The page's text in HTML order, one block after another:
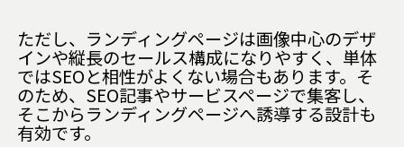
ただし、ランディングページは画像中心のデザ
インや縦長のセールス構成になりやすく、単体
ではSEOと相性がよくない場合もあります。そ
のため、SEO記事やサービスページで集客し、
そこからランディングページへ誘導する設計も
有効です。